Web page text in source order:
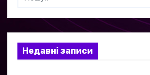
Недавні записи